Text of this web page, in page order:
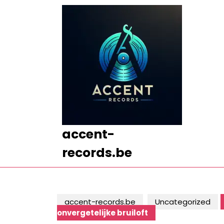
accent-
records.be
accent-records.be Uncategorized
onvergetelijke bruiloft